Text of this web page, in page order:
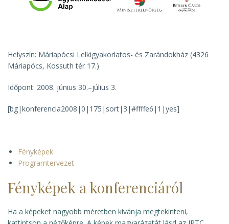
Helyszín: Máriapócsi Lelkigyakorlatos- és Zarándokház (4326
Máriapócs, Kossuth tér 17.)
Időpont: 2008. június 30.–július 3.
[bg|konferencia2008|0|175|sort|3|#ffffe6|1|yes]
Fényképek
Programtervezet
Fényképek a konferenciáról
Ha a képeket nagyobb méretben kívánja megtekinteni,